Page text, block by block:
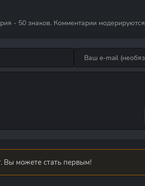
- 50 знаков. Комментарии модерируются
Вы можете стать первым!